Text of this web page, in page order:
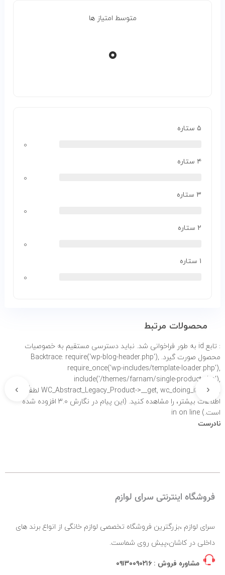
متوسط امتیاز ها
۰
۵ ستاره
۰
۴ ستاره
۰
۳ ستاره
۰
۲ ستاره
۰
۱ ستاره
۰
محصولات مرتبط
: تابع id به طور
فراخوانی شد. نباید دسترسی مستقیم به خصوصیات
محصول صورت گیرد. Backtrace: require('wp-blog-header.php'),
require_once('wp-includes/template-loader.php'),
include('/themes/farnam/single-product.php'),
WC_Abstract_Legacy_Product->__get, wc_doing_it_wrong لطفاً برای
اطلاعات بیشتر،
را مشاهده کنید. (این پیام در نگارش 3.0 افزوده شده
است.) in on line
نادرست
‹
›
فروشگاه اینترنتی سرای لوازم
سرای لوازم ،بزرگترین فروشگاه تخصصی لوازم خانگی از انواع برند های
داخلی در کاشان،پیش روی شماست.
مشاوره فروش : ۰۹۱۳۰۰۹۰۲۱۶